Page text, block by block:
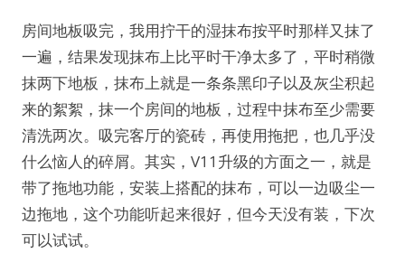
房间地板吸完，我用拧干的湿抹布按平时那样又抹了
一遍，结果发现抹布上比平时干净太多了，平时稍微
抹两下地板，抹布上就是一条条黑印子以及灰尘积起
来的絮絮，抹一个房间的地板，过程中抹布至少需要
清洗两次。吸完客厅的瓷砖，再使用拖把，也几乎没
什么恼人的碎屑。其实，V11升级的方面之一，就是
带了拖地功能，安装上搭配的抹布，可以一边吸尘一
边拖地，这个功能听起来很好，但今天没有装，下次
可以试试。